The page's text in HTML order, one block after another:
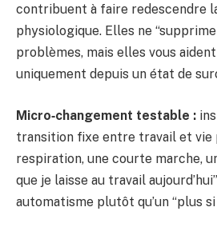
contribuent à faire redescendre
physiologique. Elles ne
problèmes, mais elles vous
uniquement depuis un état de
Micro‑changement testable :
transition fixe entre travail et vie
respiration, une courte marche,
que je laisse au travail
automatisme plutôt qu’un “plus si